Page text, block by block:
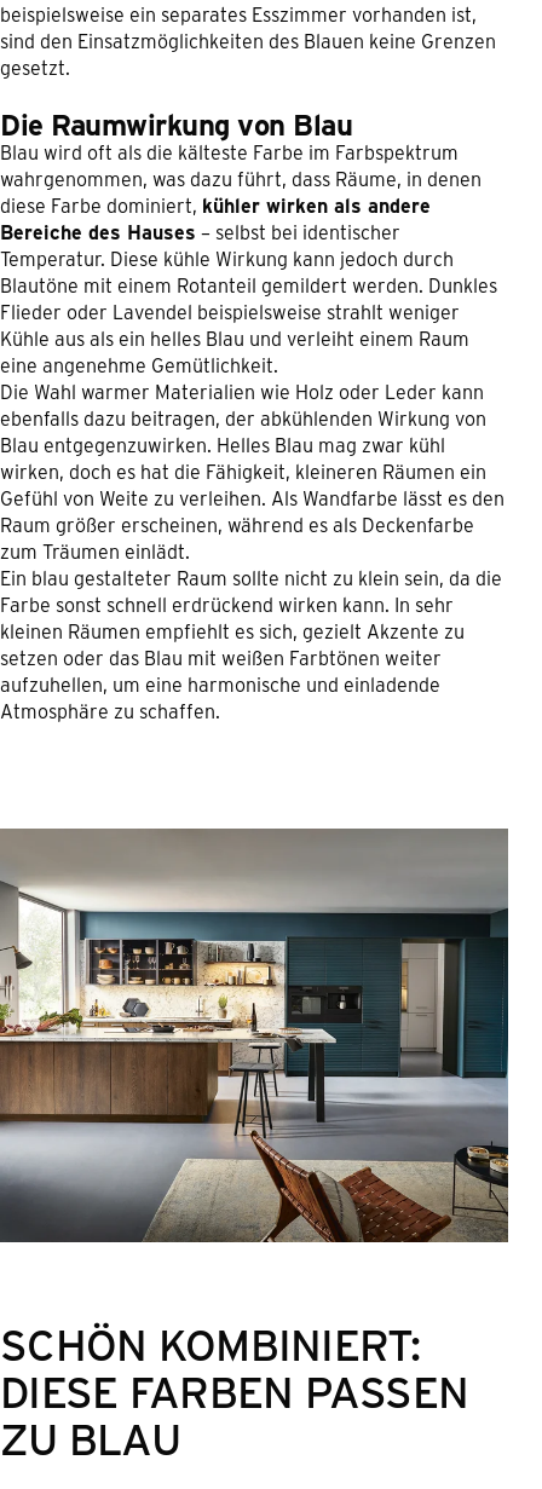
beispielsweise ein separates Esszimmer vorhanden ist,
sind den Einsatzmöglichkeiten des Blauen keine Grenzen
gesetzt.
Die Raumwirkung von Blau
Blau wird oft als die kälteste Farbe im Farbspektrum
wahrgenommen, was dazu führt, dass Räume, in denen
diese Farbe dominiert, kühler wirken als andere
Bereiche des Hauses – selbst bei identischer
Temperatur. Diese kühle Wirkung kann jedoch durch
Blautöne mit einem Rotanteil gemildert werden. Dunkles
Flieder oder Lavendel beispielsweise strahlt weniger
Kühle aus als ein helles Blau und verleiht einem Raum
eine angenehme Gemütlichkeit.
Die Wahl warmer Materialien wie Holz oder Leder kann
ebenfalls dazu beitragen, der abkühlenden Wirkung von
Blau entgegenzuwirken. Helles Blau mag zwar kühl
wirken, doch es hat die Fähigkeit, kleineren Räumen ein
Gefühl von Weite zu verleihen. Als Wandfarbe lässt es den
Raum größer erscheinen, während es als Deckenfarbe
zum Träumen einlädt.
Ein blau gestalteter Raum sollte nicht zu klein sein, da die
Farbe sonst schnell erdrückend wirken kann. In sehr
kleinen Räumen empfiehlt es sich, gezielt Akzente zu
setzen oder das Blau mit weißen Farbtönen weiter
aufzuhellen, um eine harmonische und einladende
Atmosphäre zu schaffen.
SCHÖN KOMBINIERT:
DIESE FARBEN PASSEN
ZU BLAU